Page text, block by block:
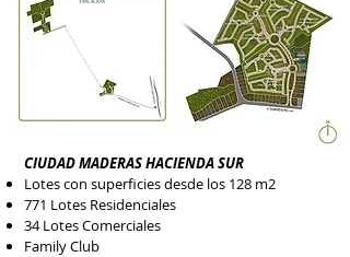
CIUDAD MADERAS HACIENDA SUR
Lotes con superficies desde los 128 m2
771 Lotes Residenciales
34 Lotes Comerciales
Family Club